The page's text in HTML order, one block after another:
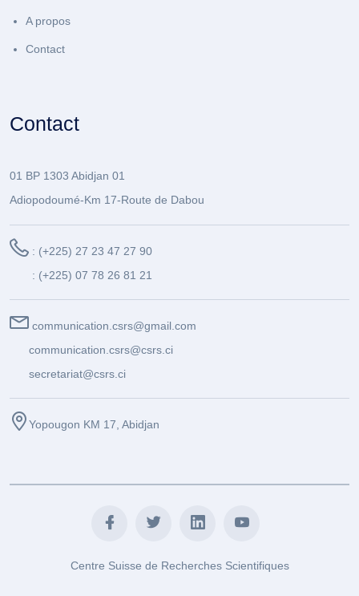
A propos
Contact
Contact
01 BP 1303 Abidjan 01
Adiopodoumé-Km 17-Route de Dabou
: (+225) 27 23 47 27 90
: (+225) 07 78 26 81 21
communication.csrs@gmail.com
communication.csrs@csrs.ci
secretariat@csrs.ci
Yopougon KM 17, Abidjan
Centre Suisse de Recherches Scientifiques